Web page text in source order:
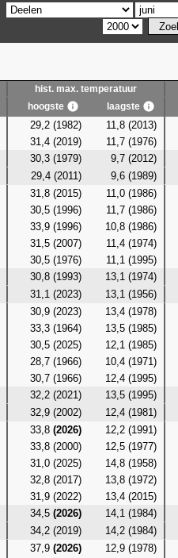
hist. max. temperatuur
hoogste
laagste
29,2 (1982)
11,8 (2013)
31,4 (2019)
11,7 (1976)
30,3 (1979)
9,7 (2012)
29,4 (2011)
9,6 (1989)
31,8 (2015)
11,0 (1986)
30,5 (1996)
11,7 (1986)
33,9 (1996)
10,8 (1986)
31,5 (2007)
11,4 (1974)
30,5 (1976)
11,1 (1995)
30,8 (1993)
13,1 (1974)
31,1 (2023)
13,1 (1956)
30,9 (2023)
13,4 (1978)
33,3 (1964)
13,5 (1985)
30,5 (2025)
12,1 (1985)
28,7 (1966)
10,4 (1971)
30,7 (1966)
12,4 (1995)
32,2 (2021)
13,5 (1995)
32,9 (2002)
12,4 (1981)
33,8(2026)
12,2 (1991)
33,8 (2000)
12,5 (1977)
31,0 (2025)
14,8 (1958)
32,8 (2017)
13,8 (1972)
31,9 (2022)
13,4 (2015)
34,5(2026)
14,1 (1984)
34,2 (2019)
14,2 (1984)
37,9(2026)
12,9 (1978)